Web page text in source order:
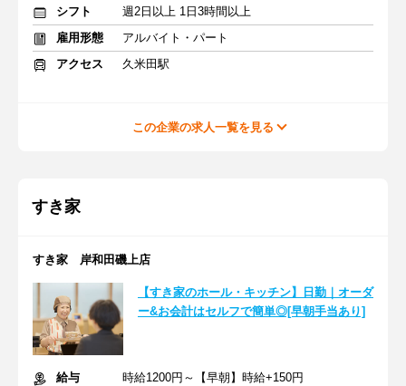
シフト
週2日以上 1日3時間以上
雇用形態
アルバイト・パート
アクセス
久米田駅
この企業の求人一覧を見る
すき家
すき家 岸和田磯上店
【すき家のホール・キッチン】日勤｜オーダ
ー&お会計はセルフで簡単◎[早朝手当あり]
給与
時給1200円～【早朝】時給+150円